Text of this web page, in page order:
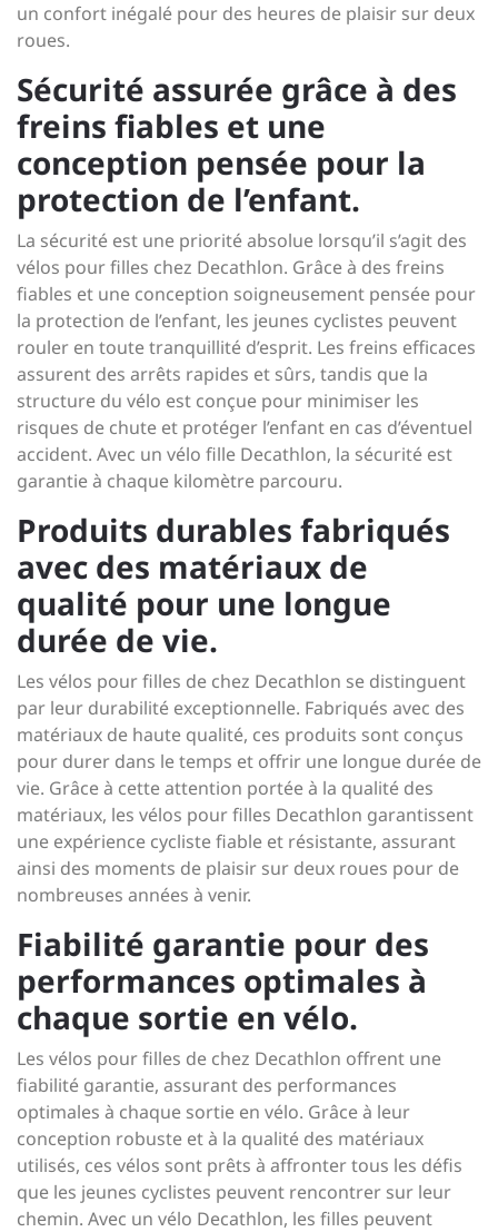
un confort inégalé pour des heures de plaisir sur deux
roues.
Sécurité assurée grâce à des
freins fiables et une
conception pensée pour la
protection de l’enfant.
La sécurité est une priorité absolue lorsqu’il s’agit des
vélos pour filles chez Decathlon. Grâce à des freins
fiables et une conception soigneusement pensée pour
la protection de l’enfant, les jeunes cyclistes peuvent
rouler en toute tranquillité d’esprit. Les freins efficaces
assurent des arrêts rapides et sûrs, tandis que la
structure du vélo est conçue pour minimiser les
risques de chute et protéger l’enfant en cas d’éventuel
accident. Avec un vélo fille Decathlon, la sécurité est
garantie à chaque kilomètre parcouru.
Produits durables fabriqués
avec des matériaux de
qualité pour une longue
durée de vie.
Les vélos pour filles de chez Decathlon se distinguent
par leur durabilité exceptionnelle. Fabriqués avec des
matériaux de haute qualité, ces produits sont conçus
pour durer dans le temps et offrir une longue durée de
vie. Grâce à cette attention portée à la qualité des
matériaux, les vélos pour filles Decathlon garantissent
une expérience cycliste fiable et résistante, assurant
ainsi des moments de plaisir sur deux roues pour de
nombreuses années à venir.
Fiabilité garantie pour des
performances optimales à
chaque sortie en vélo.
Les vélos pour filles de chez Decathlon offrent une
fiabilité garantie, assurant des performances
optimales à chaque sortie en vélo. Grâce à leur
conception robuste et à la qualité des matériaux
utilisés, ces vélos sont prêts à affronter tous les défis
que les jeunes cyclistes peuvent rencontrer sur leur
chemin. Avec un vélo Decathlon, les filles peuvent